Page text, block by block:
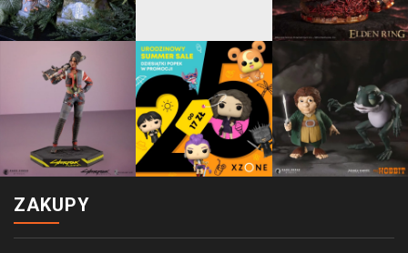
ZAKUPY